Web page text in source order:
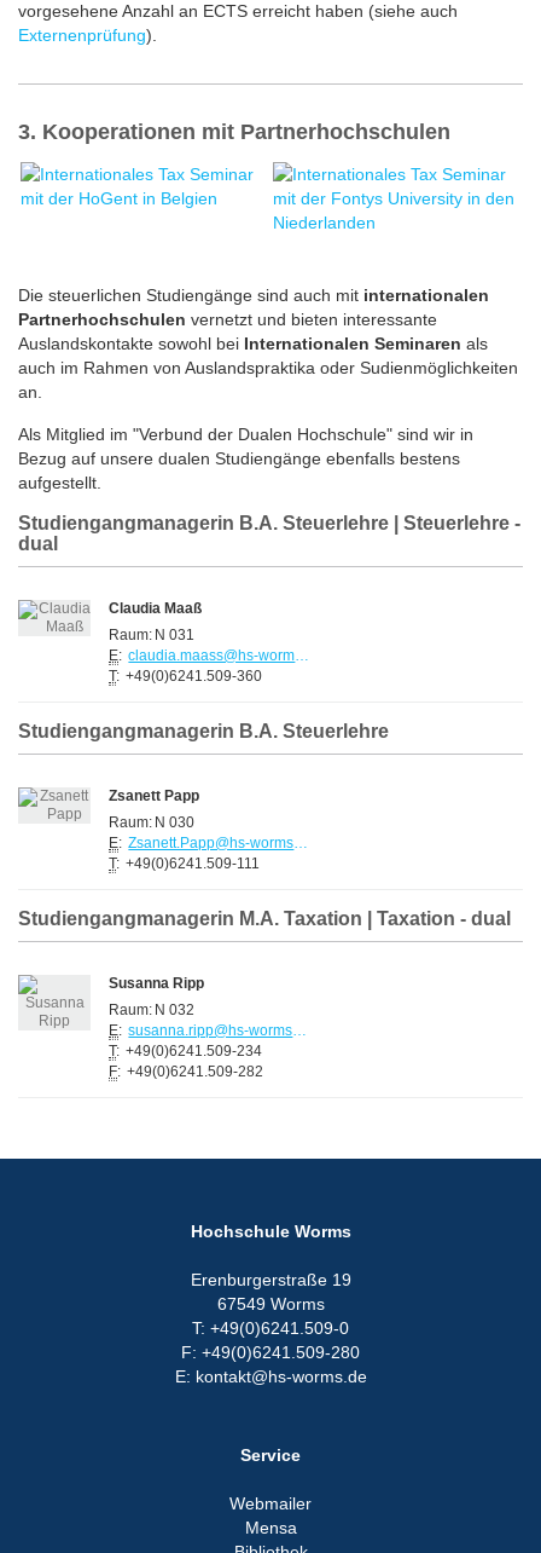
vorgesehene Anzahl an ECTS erreicht haben (siehe auch
Externenprüfung).
3. Kooperationen mit Partnerhochschulen
Die steuerlichen Studiengänge sind auch mit internationalen
Partnerhochschulen vernetzt und bieten interessante
Auslandskontakte sowohl bei Internationalen Seminaren als
auch im Rahmen von Auslandspraktika oder Sudienmöglichkeiten
an.
Als Mitglied im "Verbund der Dualen Hochschule" sind wir in
Bezug auf unsere dualen Studiengänge ebenfalls bestens
aufgestellt.
Studiengangmanagerin B.A. Steuerlehre | Steuerlehre -
dual
Claudia Maaß
Raum: N 031
E:
claudia.maass@hs-worms.de
T: +49(0)6241.509-360
Studiengangmanagerin B.A. Steuerlehre
Zsanett Papp
Raum: N 030
E:
Zsanett.Papp@hs-worms.de
T: +49(0)6241.509-111
Studiengangmanagerin M.A. Taxation | Taxation - dual
Susanna Ripp
Raum: N 032
E:
susanna.ripp@hs-worms.de
T: +49(0)6241.509-234
F: +49(0)6241.509-282
Hochschule Worms
Erenburgerstraße 19
67549 Worms
T: +49(0)6241.509-0
F: +49(0)6241.509-280
E: kontakt@hs-worms.de
Service
Webmailer
Mensa